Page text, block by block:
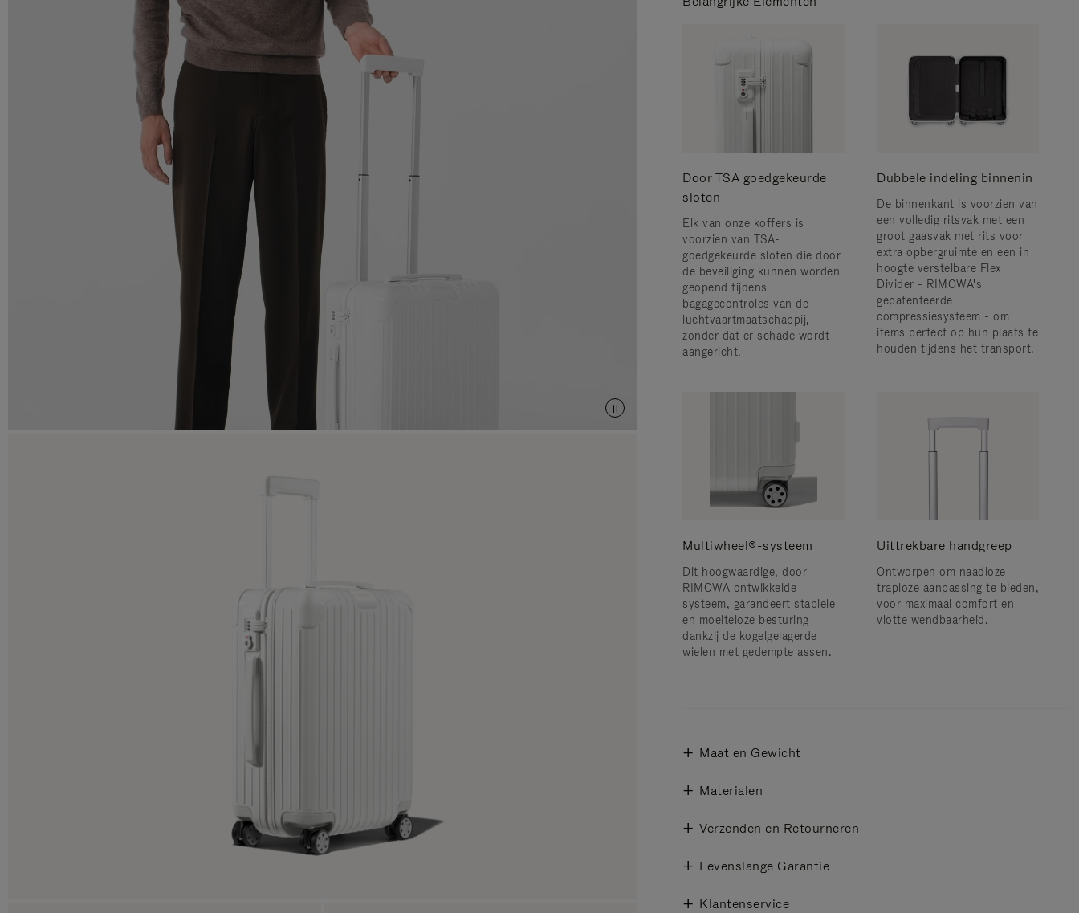
Door TSA goedgekeurde
sloten
Elk van onze koffers is
voorzien van TSA-
goedgekeurde sloten die door
de beveiliging kunnen worden
geopend tijdens
bagagecontroles van de
luchtvaartmaatschappij,
zonder dat er schade wordt
aangericht.
Dubbele indeling binnenin
De binnenkant is voorzien van
een volledig ritsvak met een
groot gaasvak met rits voor
extra opbergruimte en een in
hoogte verstelbare Flex
Divider - RIMOWA's
gepatenteerde
compressiesysteem - om
items perfect op hun plaats te
houden tijdens het transport.
Multiwheel®-systeem
Dit hoogwaardige, door
RIMOWA ontwikkelde
systeem, garandeert stabiele
en moeiteloze besturing
dankzij de kogelgelagerde
wielen met gedempte assen.
Uittrekbare handgreep
Ontworpen om naadloze
traploze aanpassing te bieden,
voor maximaal comfort en
vlotte wendbaarheid.
Maat en Gewicht
Materialen
Verzenden en Retourneren
Levenslange Garantie
Klantenservice